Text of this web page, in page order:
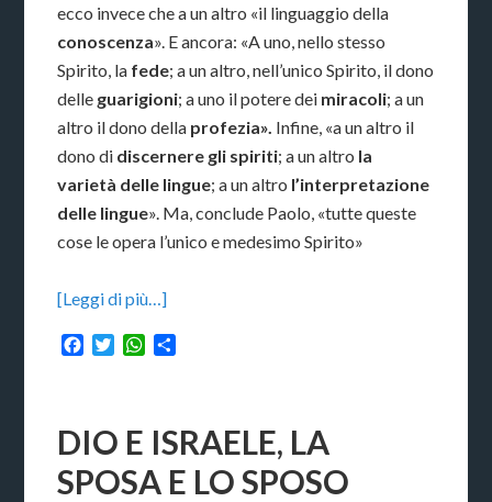
ecco invece che a un altro «il linguaggio della
conoscenza». E ancora: «A uno, nello stesso
Spirito, la fede; a un altro, nell’unico Spirito, il dono
delle guarigioni; a uno il potere dei miracoli; a un
altro il dono della profezia». Infine, «a un altro il
dono di discernere gli spiriti; a un altro la
varietà delle lingue; a un altro l’interpretazione
delle lingue». Ma, conclude Paolo, «tutte queste
cose le opera l’unico e medesimo Spirito»
[Leggi di più…]
Facebook
TwitterWhatsApp
DIO E ISRAELE, LA
SPOSA E LO SPOSO